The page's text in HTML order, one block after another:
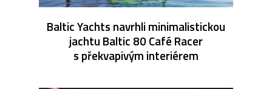
Baltic Yachts navrhli minimalistickou
jachtu Baltic 80 Café Racer
s překvapivým interiérem